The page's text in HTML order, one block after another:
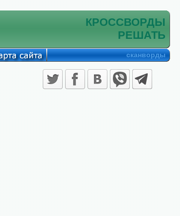
КРОССВОРДЫ
РЕШАТЬ
сканворды